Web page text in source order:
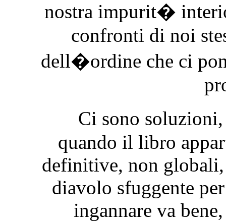
nostra impurit�
confronti di noi
dell�ordine che ci
Ci sono
quando il libro
definitive, non
diavolo sfuggente
ingannare va